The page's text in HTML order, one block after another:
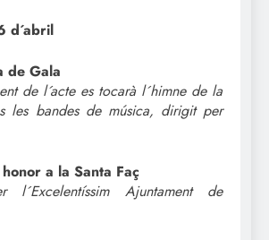
d´abril
de Gala
de l´acte es tocarà l´himne de la
les bandes de música, dirigit per
a la Santa Faç
l´Excelentíssim Ajuntament de